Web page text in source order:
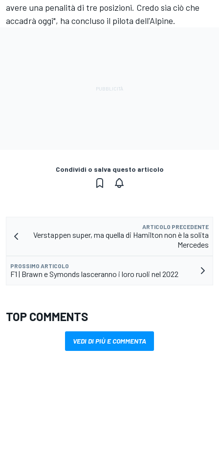
avere una penalità di tre posizioni. Credo sia ciò che
accadrà oggi", ha concluso il pilota dell'Alpine.
Condividi o salva questo articolo
ARTICOLO PRECEDENTE
Verstappen super, ma quella di Hamilton non è la solita
Mercedes
PROSSIMO ARTICOLO
F1 | Brawn e Symonds lasceranno i loro ruoli nel 2022
TOP COMMENTS
VEDI DI PIÙ E COMMENTA